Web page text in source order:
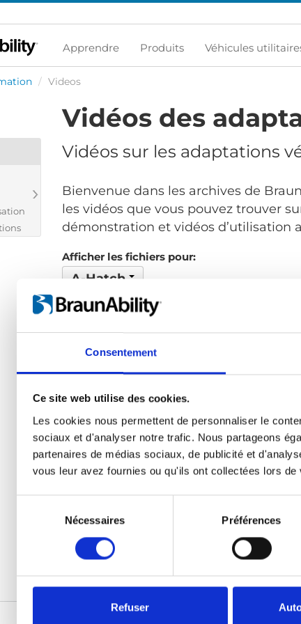
Consentement
Ce site web utilise des cookies.
Les cookies nous permettent de personnaliser le
sociaux et d'analyser notre trafic. Nous partageons
partenaires de médias sociaux, de publicité et
vous leur avez fournies ou qu'ils ont collectées lors
consentement
Nécessaires Préférences
Refuser
Apprendre Produits Véhicules
/ Videos
Vidéos des
Vidéos sur les adaptations
Bienvenue dans les archives de
les vidéos que vous pouvez trouver
démonstration et vidéos d’utilisation
Afficher les fichiers pour:
A-Hatch
Aucun fichier trouvé...